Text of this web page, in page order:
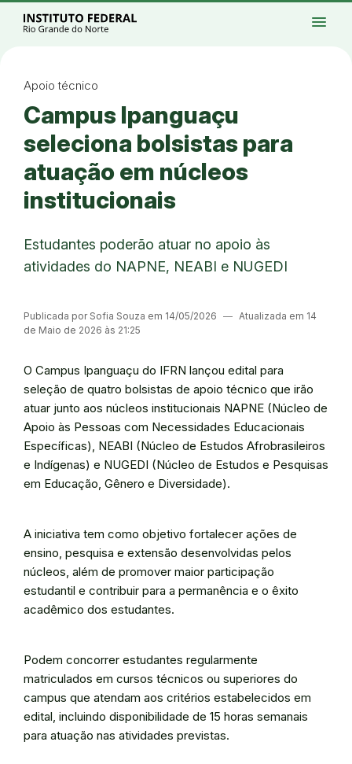
Ir para a página inicial
Ir para a busca
Alto contraste
Login da Área Administrativa
Acessibilidade
menu
Apoio técnico
Campus Ipanguaçu
seleciona bolsistas para
atuação em núcleos
institucionais
Estudantes poderão atuar no apoio às
atividades do NAPNE, NEABI e NUGEDI
Publicada por Sofia Souza em 14/05/2026 ― Atualizada em 14
de Maio de 2026 às 21:25
O Campus Ipanguaçu do IFRN lançou edital para
seleção de quatro bolsistas de apoio técnico que irão
atuar junto aos núcleos institucionais NAPNE (Núcleo de
Apoio às Pessoas com Necessidades Educacionais
Específicas), NEABI (Núcleo de Estudos Afrobrasileiros
e Indígenas) e NUGEDI (Núcleo de Estudos e Pesquisas
em Educação, Gênero e Diversidade).
A iniciativa tem como objetivo fortalecer ações de
ensino, pesquisa e extensão desenvolvidas pelos
núcleos, além de promover maior participação
estudantil e contribuir para a permanência e o êxito
acadêmico dos estudantes.
Podem concorrer estudantes regularmente
matriculados em cursos técnicos ou superiores do
campus que atendam aos critérios estabelecidos em
edital, incluindo disponibilidade de 15 horas semanais
para atuação nas atividades previstas.